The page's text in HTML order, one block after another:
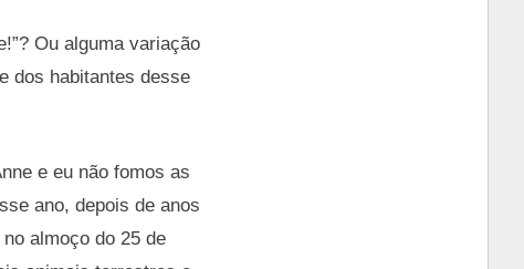
Ou alguma variação
dos habitantes desse
e eu não fomos as
ano, depois de anos
almoço do 25 de